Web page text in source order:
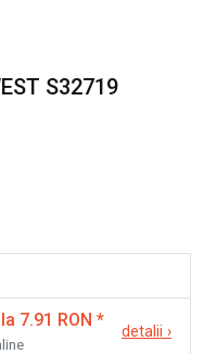
S32719
7.91 RON *
detalii ›